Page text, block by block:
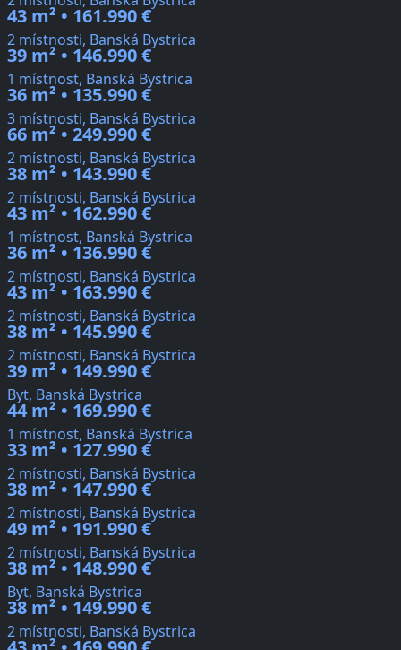
43 m² • 161.990 €
2 místnosti, Banská Bystrica
39 m² • 146.990 €
1 místnost, Banská Bystrica
36 m² • 135.990 €
3 místnosti, Banská Bystrica
66 m² • 249.990 €
2 místnosti, Banská Bystrica
38 m² • 143.990 €
2 místnosti, Banská Bystrica
43 m² • 162.990 €
1 místnost, Banská Bystrica
36 m² • 136.990 €
2 místnosti, Banská Bystrica
43 m² • 163.990 €
2 místnosti, Banská Bystrica
38 m² • 145.990 €
2 místnosti, Banská Bystrica
39 m² • 149.990 €
Byt, Banská Bystrica
44 m² • 169.990 €
1 místnost, Banská Bystrica
33 m² • 127.990 €
2 místnosti, Banská Bystrica
38 m² • 147.990 €
2 místnosti, Banská Bystrica
49 m² • 191.990 €
2 místnosti, Banská Bystrica
38 m² • 148.990 €
Byt, Banská Bystrica
38 m² • 149.990 €
2 místnosti, Banská Bystrica